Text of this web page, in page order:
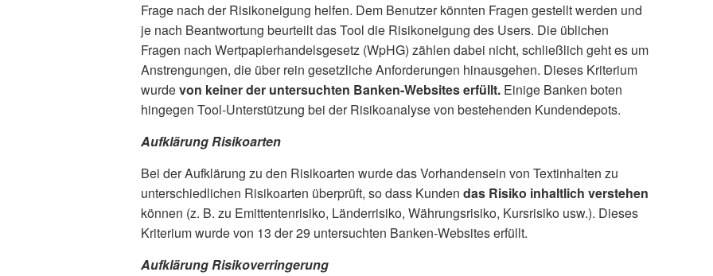
Frage nach der Risikoneigung helfen. Dem Benutzer könnten Fragen gestellt werden und
je nach Beantwortung beurteilt das Tool die Risikoneigung des Users. Die üblichen
Fragen nach Wertpapierhandelsgesetz (WpHG) zählen dabei nicht, schließlich geht es um
Anstrengungen, die über rein gesetzliche Anforderungen hinausgehen. Dieses Kriterium
wurdevon keiner der untersuchten Banken-Websites erfüllt. Einige Banken boten
hingegen Tool-Unterstützung bei der Risikoanalyse von bestehenden Kundendepots.
Aufklärung Risikoarten
Bei der Aufklärung zu den Risikoarten wurde das Vorhandensein von Textinhalten zu
unterschiedlichen Risikoarten überprüft, so dass Kunden das Risiko inhaltlich verstehen
können (z. B. zu Emittentenrisiko, Länderrisiko, Währungsrisiko, Kursrisiko usw.). Dieses
Kriterium wurde von 13 der 29 untersuchten Banken-Websites erfüllt.
Aufklärung Risikoverringerung